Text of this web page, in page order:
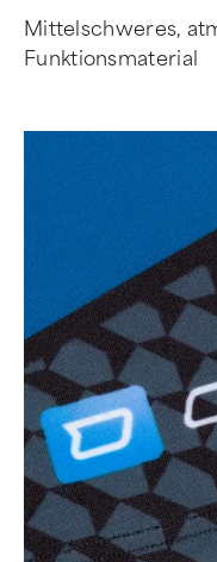
Mittelschweres,
Funktionsmaterial